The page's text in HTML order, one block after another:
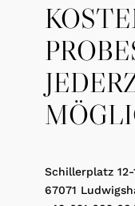
Schillerplatz 12-
67071